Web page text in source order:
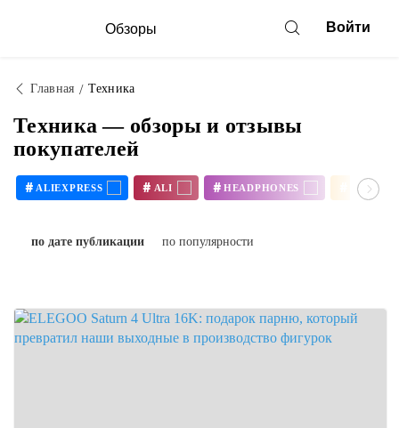
Обзоры Войти
Главная Техника
Техника — обзоры и отзывы
покупателей
# ALIEXPRESS # ALI # HEADPHONES WOMEN
по дате публикации по популярности